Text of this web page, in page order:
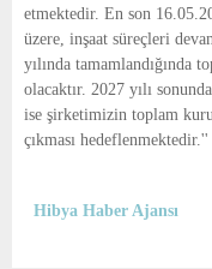
etmektedir. En son
üzere, inşaat süreçleri
yılında tamamlandığında
olacaktır. 2027 yılı
ise şirketimizin toplam
çıkması hedeflenmektedir.''
Hibya Haber Ajansı